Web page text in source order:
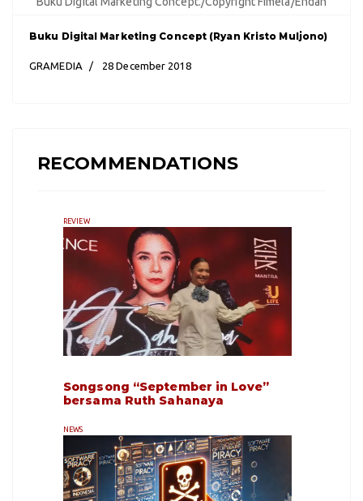
Buku Digital Marketing Concept (Ryan Kristo Muljono)
GRAMEDIA 28 December 2018
RECOMMENDATIONS
REVIEW
Songsong “September in Love”
bersama Ruth Sahanaya
NEWS